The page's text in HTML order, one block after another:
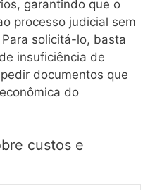
garantindo que o
processo judicial sem
solicitá-lo, basta
insuficiência de
documentos que
do
custos e